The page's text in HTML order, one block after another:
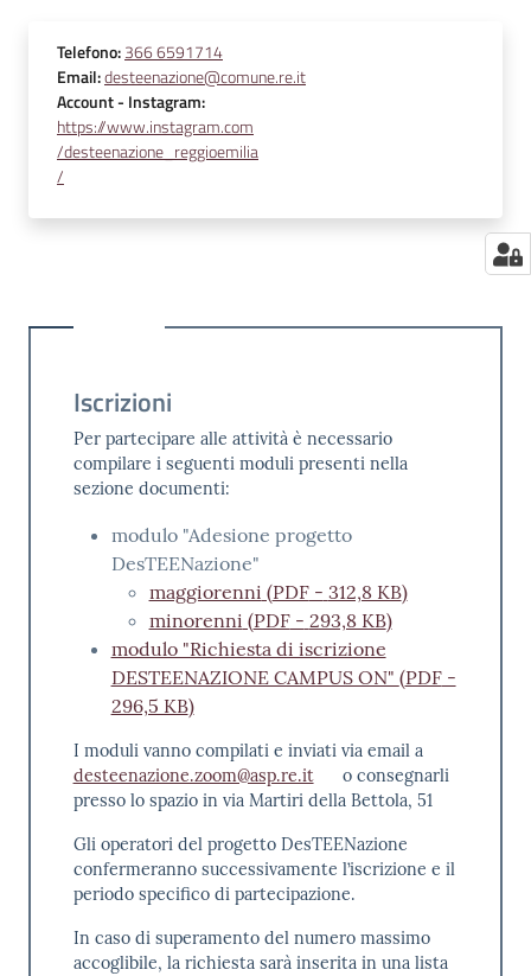
Telefono:366 6591714
Email:desteenazione@comune.re.it
Account- Instagram:
https://www.instagram.com
/desteenazione_reggioemilia
/
Iscrizioni
Per partecipare alle attività è necessario
compilare i seguenti moduli presenti nella
sezione documenti:
modulo "Adesione progetto
DesTEENazione"
maggiorenni (PDF- 312,8 KB)
minorenni (PDF- 293,8 KB)
modulo "Richiesta di iscrizione
DESTEENAZIONE CAMPUS ON" (PDF-
296,5 KB)
I moduli vanno compilati e inviati via email a
desteenazione.zoom@asp.re.it
o consegnarli
presso lo spazio in via Martiri della Bettola, 51
Gli operatori del progetto DesTEENazione
confermeranno successivamente l’iscrizione e il
periodo specifico di partecipazione.
In caso di superamento del numero massimo
accoglibile, la richiesta sarà inserita in una lista